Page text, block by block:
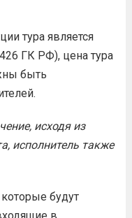
тура является
ГК РФ), цена тура
быть
исходя из
исполнительтакже
будут